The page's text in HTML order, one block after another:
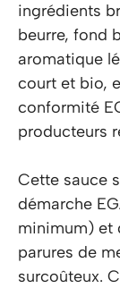
ingrédients
beurre, fond
aromatique
court et bio,
conformité
producteurs
Cette sauce
démarche
minimum) et
parures de
surcoûteux.